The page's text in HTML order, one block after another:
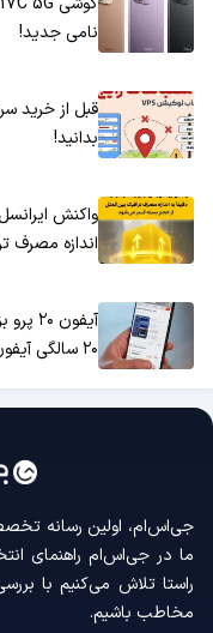
نامی جدید!
قبل از خرید
بدانید!
واکنش
اندازه مصرف
۲۰ سالگی آیفون
جی‌اس‌ام، اولین رسانه‌
ما در جی‌اس‌ام راهنمای
راستا تلاش می‌کنیم با
مخاطب باشیم.